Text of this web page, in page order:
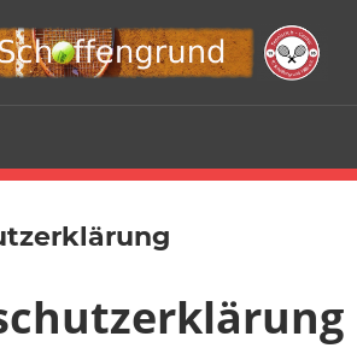
TC
e.V.